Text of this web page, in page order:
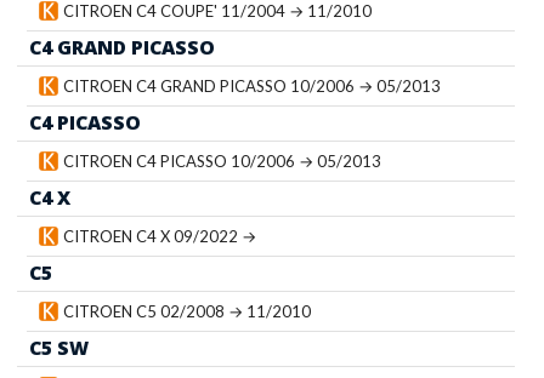
CITROEN C4 COUPE' 11/2004 → 11/2010
C4 GRAND PICASSO
CITROEN C4 GRAND PICASSO 10/2006 → 05/2013
C4 PICASSO
CITROEN C4 PICASSO 10/2006 → 05/2013
C4 X
CITROEN C4 X 09/2022 →
C5
CITROEN C5 02/2008 → 11/2010
C5 SW